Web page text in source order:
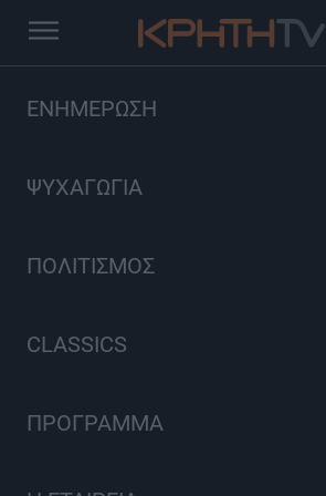
ΕΝΗΜΕΡΩΣΗ
ΨΥΧΑΓΩΓΙΑ
ΠΟΛΙΤΙΣΜΟΣ
CLASSICS
ΠΡΟΓΡΑΜΜΑ
K Πολιτισμός, Ψυχαγωγία